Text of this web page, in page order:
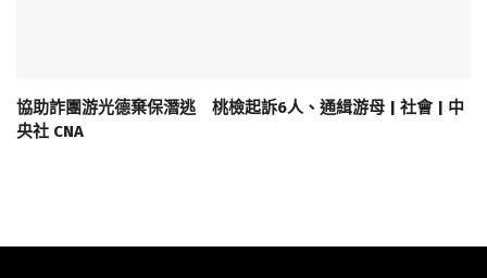
協助詐團游光德棄保潛逃 桃檢起訴6人、通緝游母 | 社會 | 中
央社 CNA